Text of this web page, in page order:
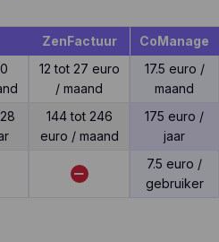
ZenFactuur
CoManage
12 tot 27 euro
/ maand
17.5 euro /
maand
144 tot 246
euro / maand
175 euro /
jaar
7.5 euro /
gebruiker